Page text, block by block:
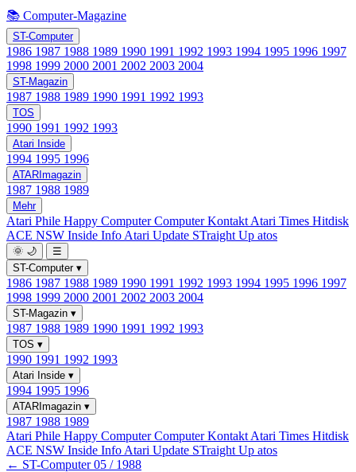
📚 Computer-Magazine
ST-Computer
1986 1987 1988 1989 1990 1991 1992 1993 1994 1995 1996 1997
1998 1999 2000 2001 2002 2003 2004
ST-Magazin
1987 1988 1989 1990 1991 1992 1993
TOS
1990 1991 1992 1993
Atari Inside
1994 1995 1996
ATARImagazin
1987 1988 1989
Mehr
Atari Phile Happy ComputerComputer Kontakt Atari Times Hitdisk
ACE NSW Inside Info Atari Update STraight Up atos
🌞 🌙
☰
ST-Computer ▾
1986 1987 1988 1989 1990 1991 1992 1993 1994 1995 1996 1997
1998 1999 2000 2001 2002 2003 2004
ST-Magazin ▾
1987 1988 1989 1990 1991 1992 1993
TOS ▾
1990 1991 1992 1993
Atari Inside ▾
1994 1995 1996
ATARImagazin ▾
1987 1988 1989
Atari Phile Happy ComputerComputer Kontakt Atari Times Hitdisk
ACE NSW Inside Info Atari Update STraight Up atos
← ST-Computer 05 / 1988